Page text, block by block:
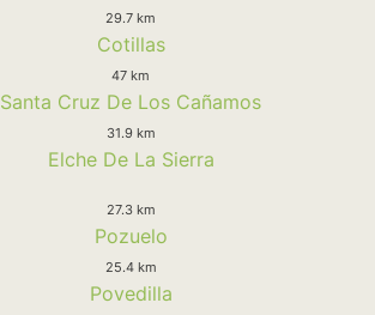
29.7 km
Cotillas
47 km
Santa Cruz De Los Cañamos
31.9 km
Elche De La Sierra
27.3 km
Pozuelo
25.4 km
Povedilla